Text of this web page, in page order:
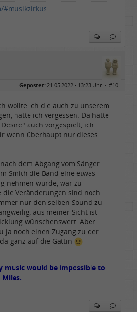
#musikzirkus
Gepostet: 21.05.2022 - 13:23 Uhr · #10
wollte ich die auch zu unserem
hatte ich vergessen. Da hätte
auch vorgespielt, ich
wenn überhaupt nur dieses
dem Abgang vom Sänger
Smith die Band eine etwas
nehmen würde, war zu
die Veränderungen sind noch
nur den selben Sound zu
aus meiner Sicht ist
wünschenswert. Aber
ja noch einen Zugang zu der
ganz auf die Gattin
music would be impossible to
Miles.